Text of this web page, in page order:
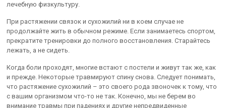
лечебную физкультуру.
При растяжении связок и сухожилий ни в коем случае не
продолжайте жить в обычном режиме. Если занимаетесь спортом,
прекратите тренировки до полного восстановления. Старайтесь
лежать, а не сидеть.
Когда боли проходят, многие встают с постели и живут так же, как
и прежде. Некоторые травмируют спину снова. Следует понимать,
что растяжение сухожилий – это своего рода звоночек к тому, что
с вашим организмом что-то не так. Конечно, мы не берем во
внимание травмы при падениях и другие непредвиденные